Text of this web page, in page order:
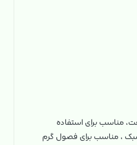
مناسب برای استفاده
، مناسب برای فصول گرم